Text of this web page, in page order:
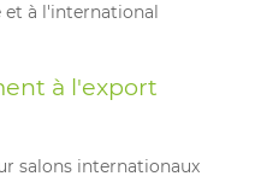
à l'international
à l'export
salons internationaux